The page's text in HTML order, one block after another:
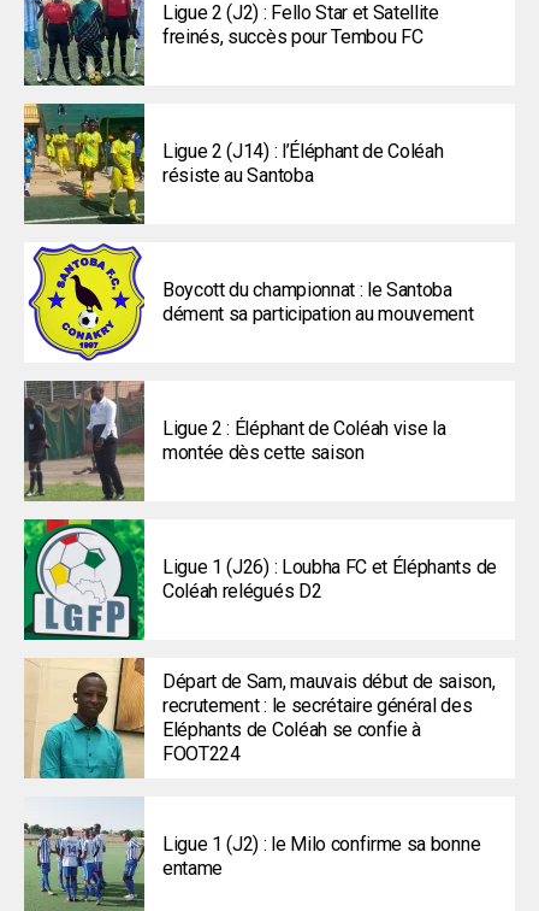
Ligue 2 (J2) : Fello Star et Satellite
freinés, succès pour Tembou FC
Ligue 2 (J14) : l’Éléphant de Coléah
résiste au Santoba
Boycott du championnat : le Santoba
dément sa participation au mouvement
Ligue 2 : Éléphant de Coléah vise la
montée dès cette saison
Ligue 1 (J26) : Loubha FC et Éléphants de
Coléah relégués D2
Départ de Sam, mauvais début de saison,
recrutement : le secrétaire général des
Eléphants de Coléah se confie à
FOOT224
Ligue 1 (J2) : le Milo confirme sa bonne
entame